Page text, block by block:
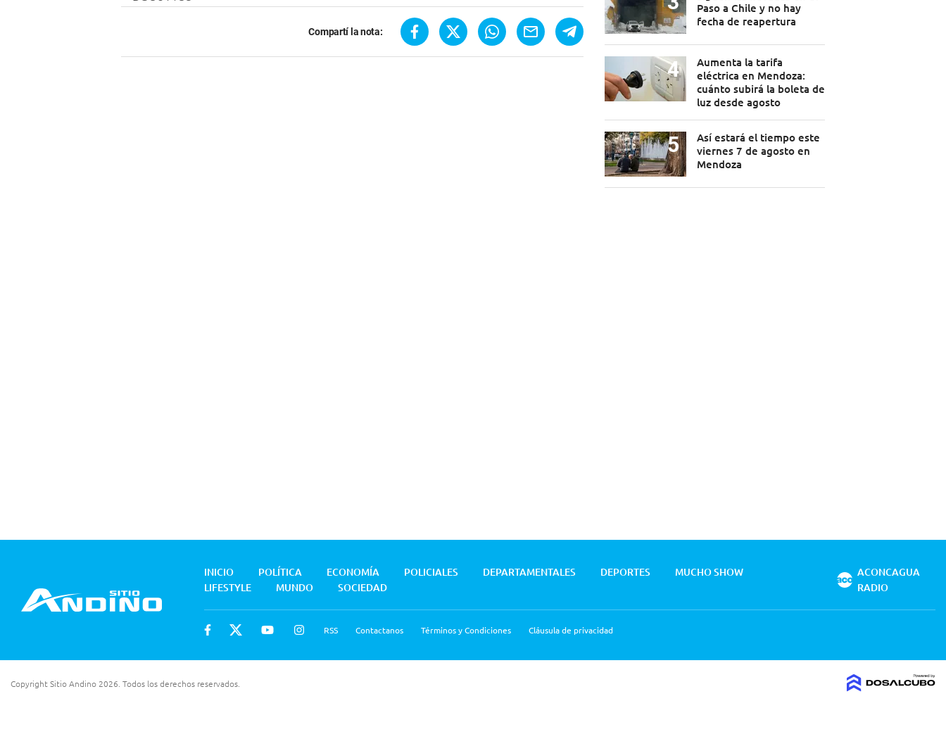
Compartí la nota:
Paso a Chile y no hay
fecha de reapertura
Aumenta la tarifa
eléctrica en Mendoza:
cuánto subirá la boleta de
luz desde agosto
Así estará el tiempo este
viernes 7 de agosto en
Mendoza
INICIO POLÍTICA ECONOMÍA POLICIALES DEPARTAMENTALES DEPORTES
MUCHO SHOW
LIFESTYLE
MUNDO SOCIEDAD
RSS Contactanos Términos y Condiciones Cláusula de privacidad
ACONCAGUA
RADIO
Copyright Sitio Andino 2026. Todos los derechos reservados.